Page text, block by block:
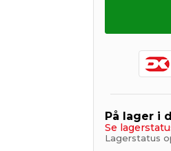
På lager i
Se
Lagerstatus